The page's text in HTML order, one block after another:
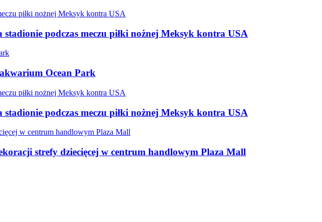
podczas meczu piłki nożnej Meksyk kontra USA
Ocean Park
podczas meczu piłki nożnej Meksyk kontra USA
strefy dziecięcej w centrum handlowym Plaza Mall